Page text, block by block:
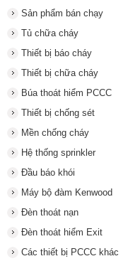
Sản phẩm bán chạy
Tủ chữa cháy
Thiết bị báo cháy
Thiết bị chữa cháy
Búa thoát hiểm PCCC
Thiết bị chống sét
Mền chống cháy
Hệ thống sprinkler
Đầu báo khói
Máy bộ đàm Kenwood
Đèn thoát nạn
Đèn thoát hiểm Exit
Các thiết bị PCCC khác